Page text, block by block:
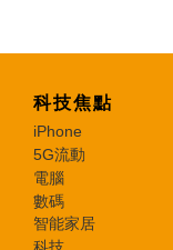
科技焦點
iPhone
5G流動
電腦
數碼
智能家居